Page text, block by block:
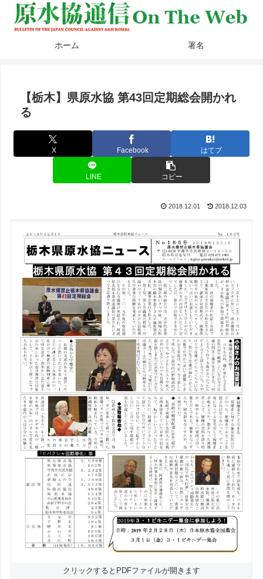
ホーム 署名
【栃木】県原水協 第43回定期総会開かれ
る
X Facebook はてブ
LINE コピー
2018.12.01 2018.12.03
クリックするとPDFファイルが開きます